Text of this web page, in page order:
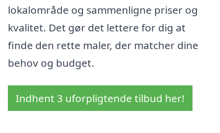
lokalområde og sammenligne priser og
kvalitet. Det gør det lettere for dig at
finde den rette maler, der matcher dine
behov og budget.
Indhent 3 uforpligtende tilbud her!